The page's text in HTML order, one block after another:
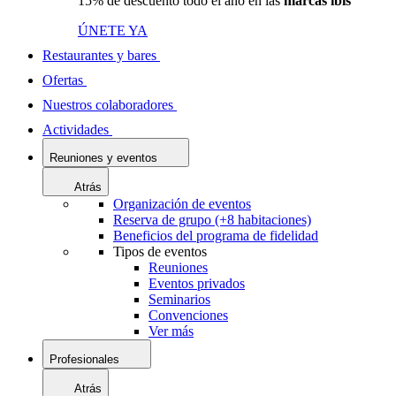
ÚNETE YA
Restaurantes y bares
Ofertas
Nuestros colaboradores
Actividades
Reuniones y eventos
Atrás
Organización de eventos
Reserva de grupo (+8 habitaciones)
Beneficios del programa de fidelidad
Tipos de eventos
Reuniones
Eventos privados
Seminarios
Convenciones
Ver más
Profesionales
Atrás